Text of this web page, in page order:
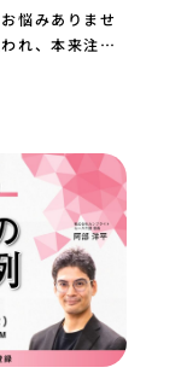
悩みありませ
れ、本来注力